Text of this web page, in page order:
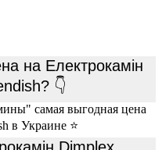
на Електрокамін
👇
самая выгодная цена
в Украине ⭐